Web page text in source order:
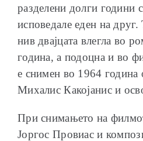
разделени долги години
исповедале еден на
нив двајцата влегла во
година, а подоцна и во
е снимен во 1964 година
Михалис Какојанис и
При снимањето на
Јоргос Провиас и